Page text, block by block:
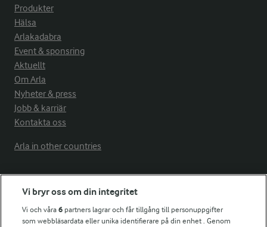
Produkter
Hälsa
Arlakadabra
Event & sponsring
Aktuellt
Om Arla
Nyheter & press
Jobb & karriär
Kontakta oss
Arla in other countries
Fler Arlasajter
För ägare
Vi bryr oss om din integritet
Vi och våra6 partners lagrar och får tillgång till personuppgifter
som webbläsardata eller unika identifierare på din enhet . Genom